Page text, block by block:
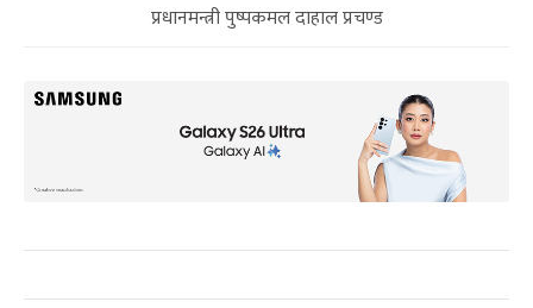
प्रधानमन्त्री पुष्पकमल दाहाल प्रचण्ड